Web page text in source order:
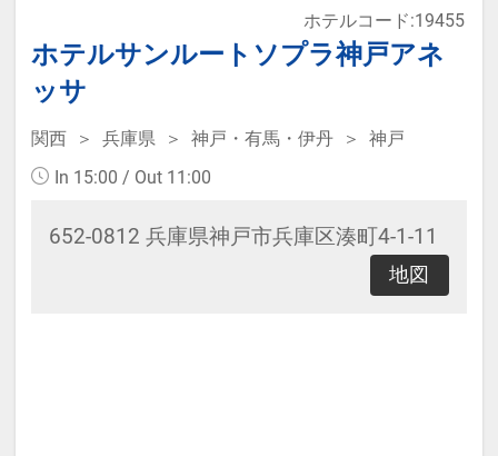
ホテルサンルートソプラ神戸アネ
ッサ
ホテルコード:19455
関西 兵庫県 神戸・有馬・伊丹
神戸
In 15:00 / Out 11:00
652-0812 兵庫県神戸市兵庫区湊町4-1-11
地図